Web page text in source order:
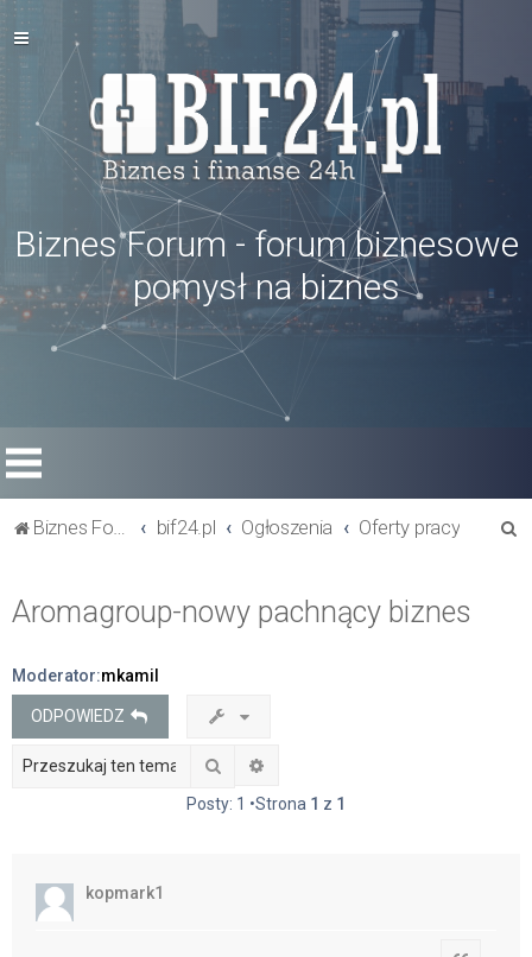
Biznes Forum - forum biznesowe
pomysł na biznes
Biznes Forum bif24.pl Ogłoszenia Oferty pracy
Aromagroup-nowy pachnący biznes
Moderator:mkamil
ODPOWIEDZ
Szukaj
Posty: 1 •Strona 1 z 1
kopmark1